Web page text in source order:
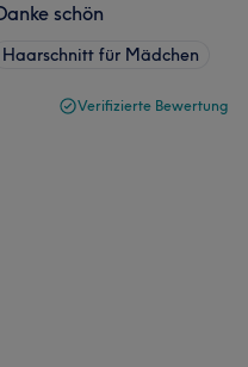
schön
Haarschnitt für Mädchen
Verifizierte Bewertung